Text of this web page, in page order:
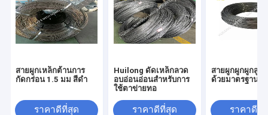
สายผูกเหล็กต้านการ
กัดกร่อน 1.5 มม สีดํา
ราคาดีที่สุด
Huilong ดัดเหล็กลวด
อบอ่อนอ่อนสำหรับการ
ใช้ตาข่ายทอ
ราคาดีที่สุด
สายผูกผูกผูกสูง
ด้วยมาตรฐาน
ราคาดีที่